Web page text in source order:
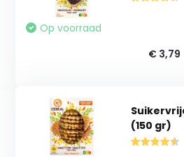
Op voorraad
€ 3,79
(150 gr)